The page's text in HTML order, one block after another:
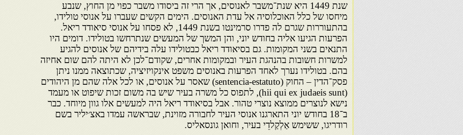
שנת 1449 היא שנת־משבר לאנוסים, אך הרי זה ביסודו משבר כפוי מן החוץ, שנבע
מיחסו של כלל האוכלוסיה אל עדת האנוסים. הימים הקשים שעברו על אנוסי טולידו,
בהתעוררות שגרם לה פדרו סרמינטו בשנת 1449, לא פסחו על אנוסי סיאודד ריאל.
הפרעות הגיעו אליה בחודש יוני, והן המשך של המעשים שנתרחשו בטולידו. דומים היו
התנאים בשני המקומות. גם בסיאודד ריאל כבטולידו עלה בידיהם של אנוסים להגיע
למשרות חשובות בהנהגת העיר ובמקומות אחרים, שקודם־לכן לא היתה להם שום אחיזה
בהם. בטולידו נערך לאחד הפרעות באנוסים משפט אינקויזיציה, שכתוצאה ממנו ניתן
פסק־הדין – החוק (sentencia-estatuto) שאסר על אנוסים, או לכל אלה שהם מן היהודים
(hii qui ex judaeis sunt), לתפוס כל משרה בעיר שיש בה משום זכות שיפוט או מעמד
נישא לנוצרים ממוצא נוצרי טהור. אבל בסיאודד ריאל היה למעשים אלו גוון מיוחד. כבר
ב־18 בחודש יוני התארגנו אנוסי העיר לחבורה מזוינת, שבראשה עמדו באצ׳יליר בשם
רודריגו, ששימש אַלְקַלדֵי בעיר, וחואן גונסאליס.